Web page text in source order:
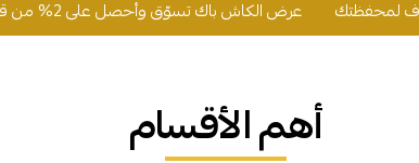
عرض الكاش باك تسوّق وأحصل على 2% من قيمة مشترياتك رصيد يُضاف
أهم الأقسام